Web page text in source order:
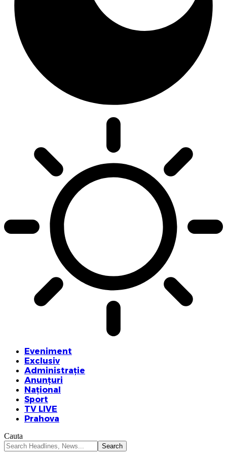
Eveniment
Exclusiv
Administrație
Anunțuri
Național
Sport
TV LIVE
Prahova
Cauta